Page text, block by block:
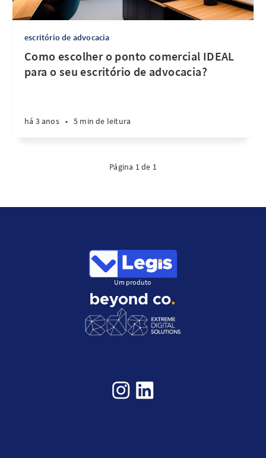
escritório de advocacia
Como escolher o ponto comercial IDEAL
para o seu escritório de advocacia?
há 3 anos • 5 min de leitura
Página 1 de 1
Um produto